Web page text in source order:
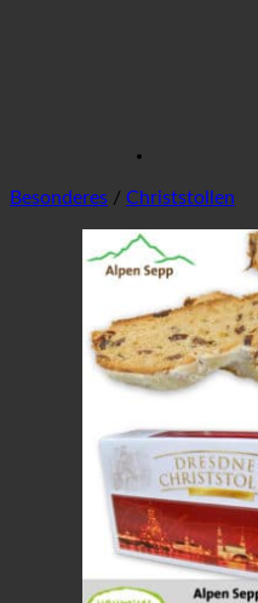
Besonderes / Christstollen